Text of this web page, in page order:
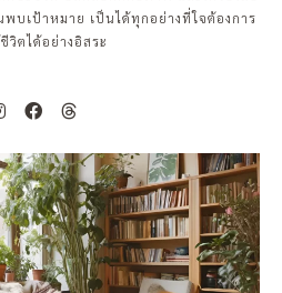
เป้าหมาย เป็นได้ทุกอย่างที่ใจต้องการ
วิตได้อย่างอิสระ